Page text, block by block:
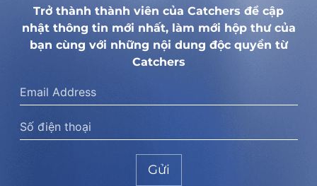
Trở thành thành viên của Catchers để cập
nhật thông tin mới nhất, làm mới hộp thư của
bạn cùng với những nội dung độc quyền từ
Catchers
Gửi